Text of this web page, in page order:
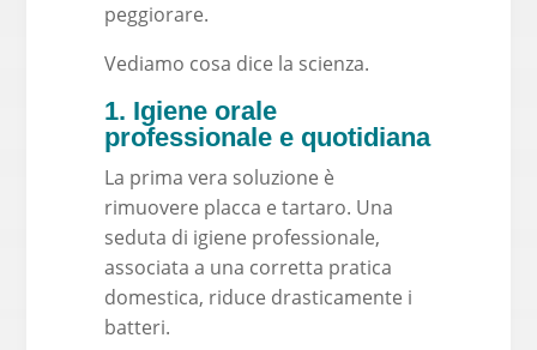
peggiorare.
Vediamo cosa dice la scienza.
1. Igiene orale
professionale e quotidiana
La prima vera soluzione è
rimuovere placca e tartaro. Una
seduta di igiene professionale,
associata a una corretta pratica
domestica, riduce drasticamente i
batteri.